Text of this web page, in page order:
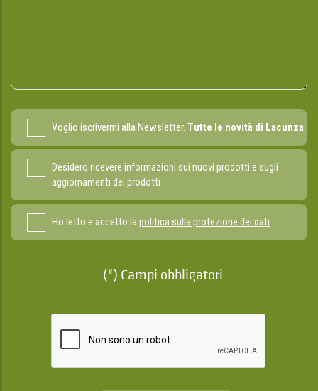
Voglio iscrivermi alla Newsletter. Tutte le novità di Lacunza
Desidero ricevere informazioni sui nuovi prodotti e sugli
aggiornamenti dei prodotti
Ho letto e accetto lapolitica sulla protezione dei dati
(*) Campi obbligatori